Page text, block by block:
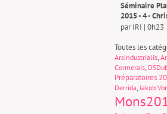
Séminaire
2015 - 4 -
par IRI | 0h23
Toutes les
Arsindustrialis,
Cormerais,
Préparatoires
Derrida,Jakob